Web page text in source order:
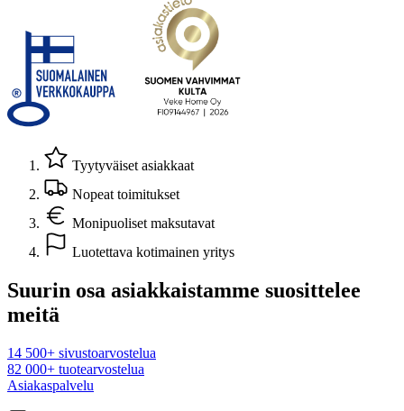
Tyytyväiset asiakkaat
Nopeat toimitukset
Monipuoliset maksutavat
Luotettava kotimainen yritys
Suurin osa asiakkaistamme suosittelee
meitä
14 500+ sivustoarvostelua
82 000+ tuotearvostelua
Asiakaspalvelu